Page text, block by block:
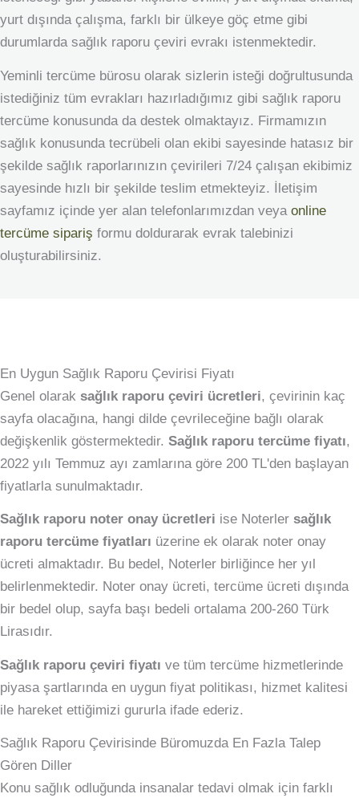
yurt dışında çalışma, farklı bir ülkeye göç etme gibi
durumlarda sağlık raporu çeviri evrakı istenmektedir.
Yeminli tercüme bürosu olarak sizlerin isteği doğrultusunda
istediğiniz tüm evrakları hazırladığımız gibi sağlık raporu
tercüme konusunda da destek olmaktayız. Firmamızın
sağlık konusunda tecrübeli olan ekibi sayesinde hatasız bir
şekilde sağlık raporlarınızın çevirileri 7/24 çalışan ekibimiz
sayesinde hızlı bir şekilde teslim etmekteyiz. İletişim
sayfamız içinde yer alan telefonlarımızdan veya online
tercüme sipariş formu doldurarak evrak talebinizi
oluşturabilirsiniz.
En Uygun Sağlık Raporu Çevirisi Fiyatı
Genel olarak sağlık raporu çeviri ücretleri, çevirinin kaç
sayfa olacağına, hangi dilde çevrileceğine bağlı olarak
değişkenlik göstermektedir. Sağlık raporu tercüme fiyatı,
2022 yılı Temmuz ayı zamlarına göre 200 TL'den başlayan
fiyatlarla sunulmaktadır.
Sağlık raporu noter onay ücretleri ise Noterler sağlık
raporu tercüme fiyatları üzerine ek olarak noter onay
ücreti almaktadır. Bu bedel, Noterler birliğince her yıl
belirlenmektedir. Noter onay ücreti, tercüme ücreti dışında
bir bedel olup, sayfa başı bedeli ortalama 200-260 Türk
Lirasıdır.
Sağlık raporu çeviri fiyatı ve tüm tercüme hizmetlerinde
piyasa şartlarında en uygun fiyat politikası, hizmet kalitesi
ile hareket ettiğimizi gururla ifade ederiz.
Sağlık Raporu Çevirisinde Büromuzda En Fazla Talep
Gören Diller
Konu sağlık odluğunda insanalar tedavi olmak için farklı